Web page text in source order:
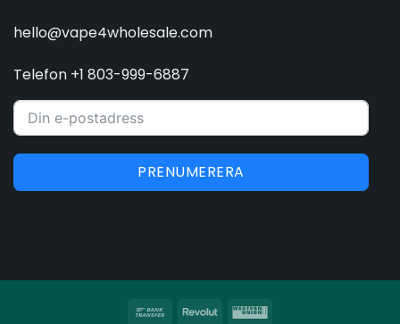
hello@vape4wholesale.com
Telefon +1 803-999-6887
PRENUMERERA
Banköverföring
RevolutWestern